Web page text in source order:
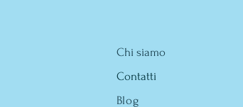
Chi siamo
Contatti
Blog